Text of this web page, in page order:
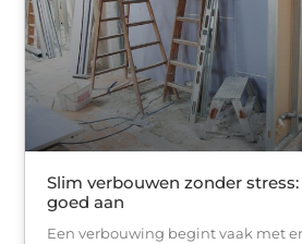
Slim verbouwen zonder
goed aan
Een verbouwing begint vaak met